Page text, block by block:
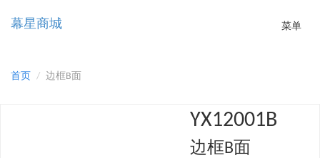
Toggle
菜单
幕星商城
首页 边框B面
YX12001B
边框B面